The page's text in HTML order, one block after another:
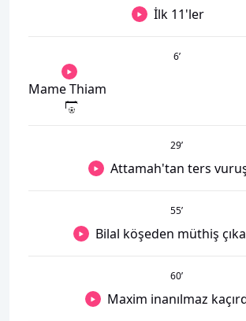
İlk 11'ler
6’
Mame Thiam
29’
Attamah'tan ters
55’
Bilal köşeden müthiş
60’
Maxim inanılmaz